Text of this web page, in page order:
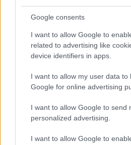
Google consents
I want to allow Google to
related to advertising like
device identifiers in apps.
I want to allow my user data to
Google for online advertising
I want to allow Google to send
personalized advertising.
I want to allow Google to
ALTRI ANIMALI